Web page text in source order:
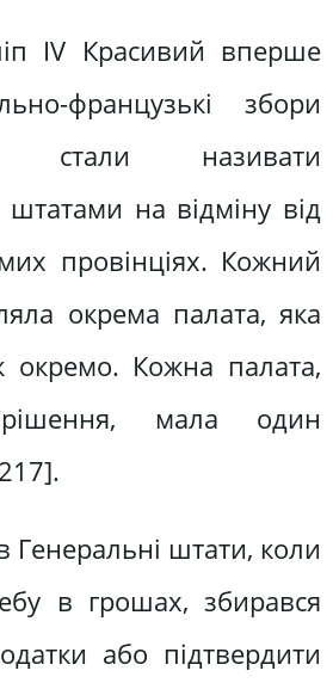
ІV Красивий вперше
французькі збори
стали називати
на відміну від
провінціях. Кожний
окрема палата, яка
окремо. Кожна палата,
мала один
Генеральні штати, коли
в грошах, збирався
або підтвердити